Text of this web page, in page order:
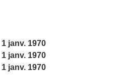
1 janv. 1970
1 janv. 1970
1 janv. 1970